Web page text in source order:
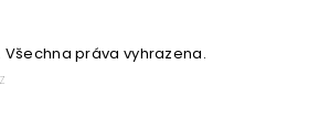
. Všechna práva vyhrazena.